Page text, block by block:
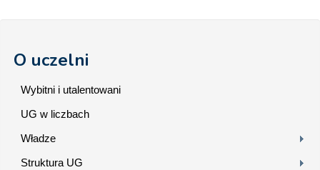
O uczelni
Wybitni i utalentowani
UG w liczbach
Władze
Struktura UG